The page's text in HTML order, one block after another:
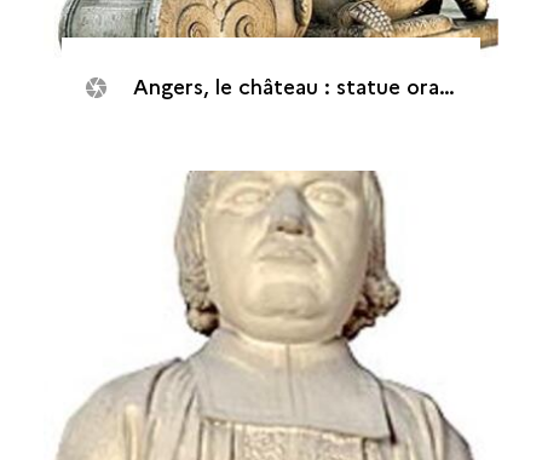
Angers, le château : statue orante de Donadieu de Puycharic, 1607